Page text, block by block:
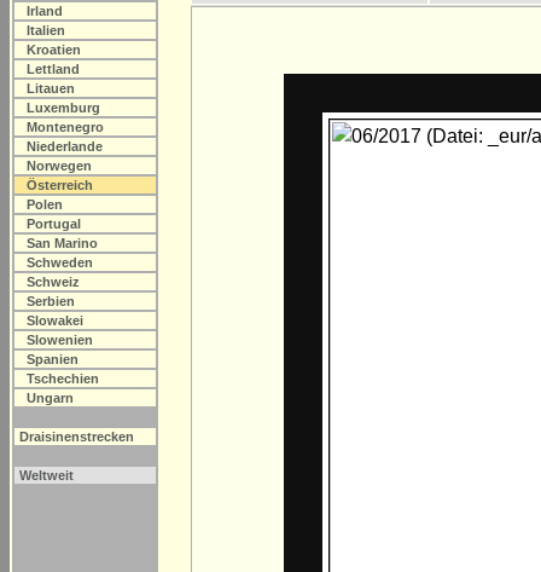
Irland
Italien
Kroatien
Lettland
Litauen
Luxemburg
Montenegro
Niederlande
Norwegen
Österreich
Polen
Portugal
San Marino
Schweden
Schweiz
Serbien
Slowakei
Slowenien
Spanien
Tschechien
Ungarn
Draisinenstrecken
Weltweit